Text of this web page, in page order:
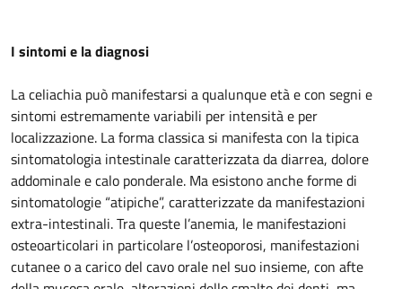
I sintomi e la diagnosi
La celiachia può manifestarsi a qualunque età e con segni e
sintomi estremamente variabili per intensità e per
localizzazione. La forma classica si manifesta con la tipica
sintomatologia intestinale caratterizzata da diarrea, dolore
addominale e calo ponderale. Ma esistono anche forme di
sintomatologie “atipiche”, caratterizzate da manifestazioni
extra-intestinali. Tra queste l’anemia, le manifestazioni
osteoarticolari in particolare l’osteoporosi, manifestazioni
cutanee o a carico del cavo orale nel suo insieme, con afte